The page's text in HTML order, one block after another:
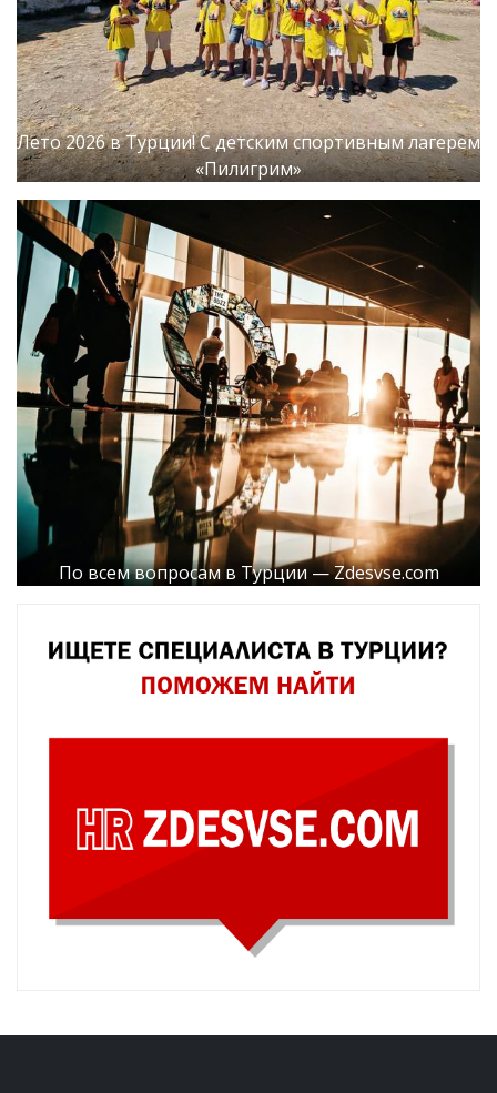
Лето 2026 в Турции! С детским спортивным лагерем
«Пилигрим»
По всем вопросам в Турции — Zdesvse.com